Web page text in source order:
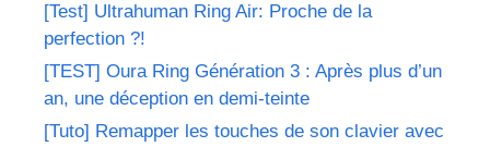
[Test] Ultrahuman Ring Air: Proche de la
perfection ?!
[TEST] Oura Ring Génération 3 : Après plus d’un
an, une déception en demi-teinte
[Tuto] Remapper les touches de son clavier avec